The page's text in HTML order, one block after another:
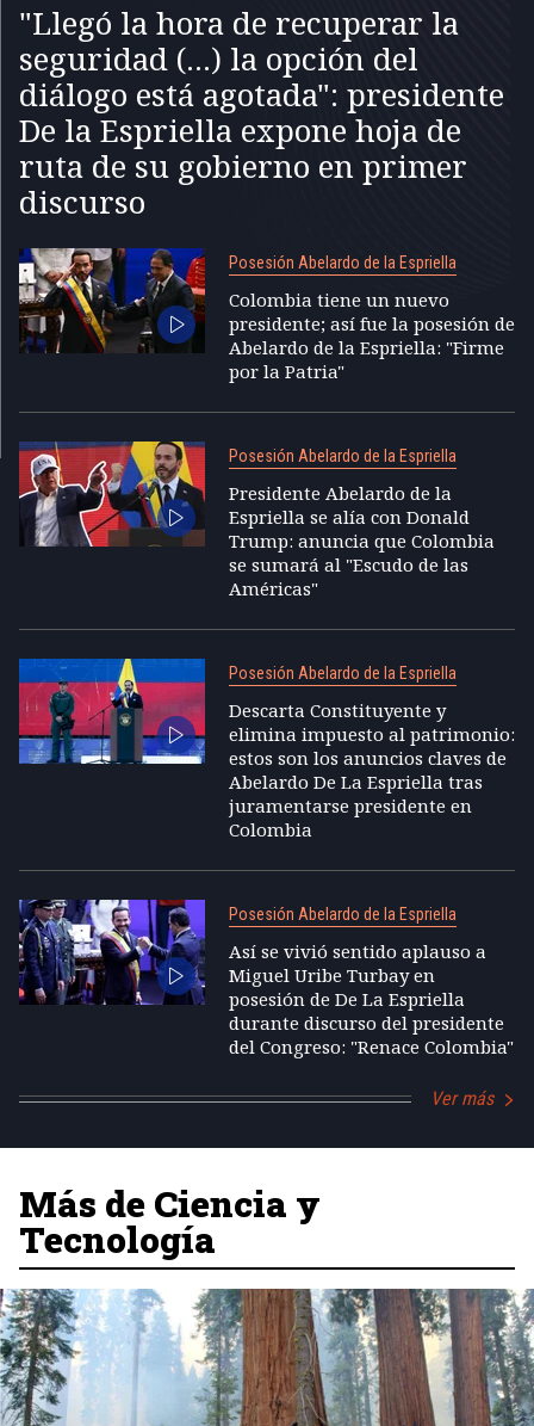
"Llegó la hora de recuperar la
seguridad (...) la opción del
diálogo está agotada": presidente
De la Espriella expone hoja de
ruta de su gobierno en primer
discurso
Posesión Abelardo de la Espriella
Colombia tiene un nuevo
presidente; así fue la posesión de
Abelardo de la Espriella: "Firme
por la Patria"
Posesión Abelardo de la Espriella
Presidente Abelardo de la
Espriella se alía con Donald
Trump: anuncia que Colombia
se sumará al "Escudo de las
Américas"
Posesión Abelardo de la Espriella
Descarta Constituyente y
elimina impuesto al patrimonio:
estos son los anuncios claves de
Abelardo De La Espriella tras
juramentarse presidente en
Colombia
Posesión Abelardo de la Espriella
Así se vivió sentido aplauso a
Miguel Uribe Turbay en
posesión de De La Espriella
durante discurso del presidente
del Congreso: "Renace Colombia"
Ver más
Más de Ciencia y
Tecnología